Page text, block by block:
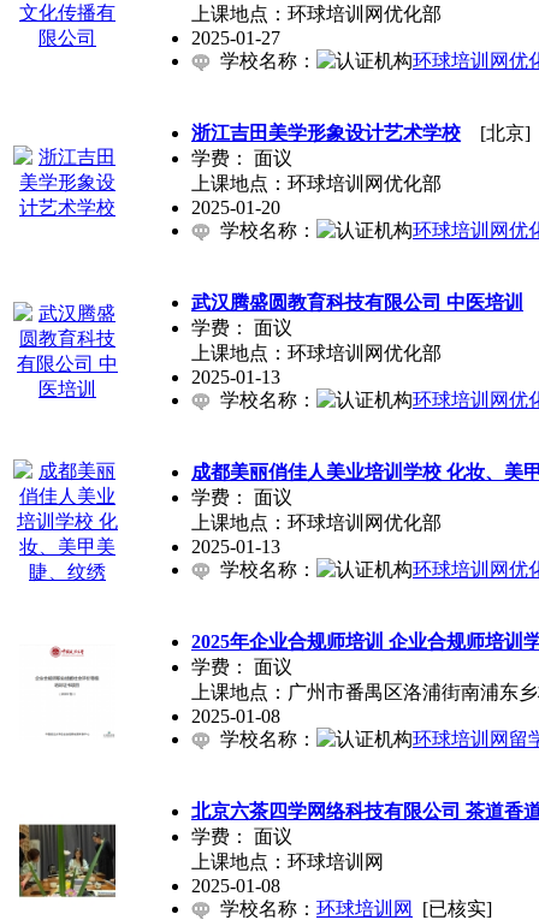
上课地点：环球培训网优化部
2025-01-27
学校名称：
环球培训网优
浙江吉田美学形象设计艺术学校 [北京]
学费： 面议
上课地点：环球培训网优化部
2025-01-20
学校名称：
环球培训网优
武汉腾盛圆教育科技有限公司 中医培训
学费： 面议
上课地点：环球培训网优化部
2025-01-13
学校名称：
环球培训网优
成都美丽俏佳人美业培训学校 化妆、美
学费： 面议
上课地点：环球培训网优化部
2025-01-13
学校名称：
环球培训网优
2025年企业合规师培训 企业合规师培训
学费： 面议
上课地点：广州市番禺区洛浦街南浦东
2025-01-08
学校名称：
环球培训网留
北京六茶四学网络科技有限公司 茶道香
学费： 面议
上课地点：环球培训网
2025-01-08
学校名称： 环球培训网 [已核实]